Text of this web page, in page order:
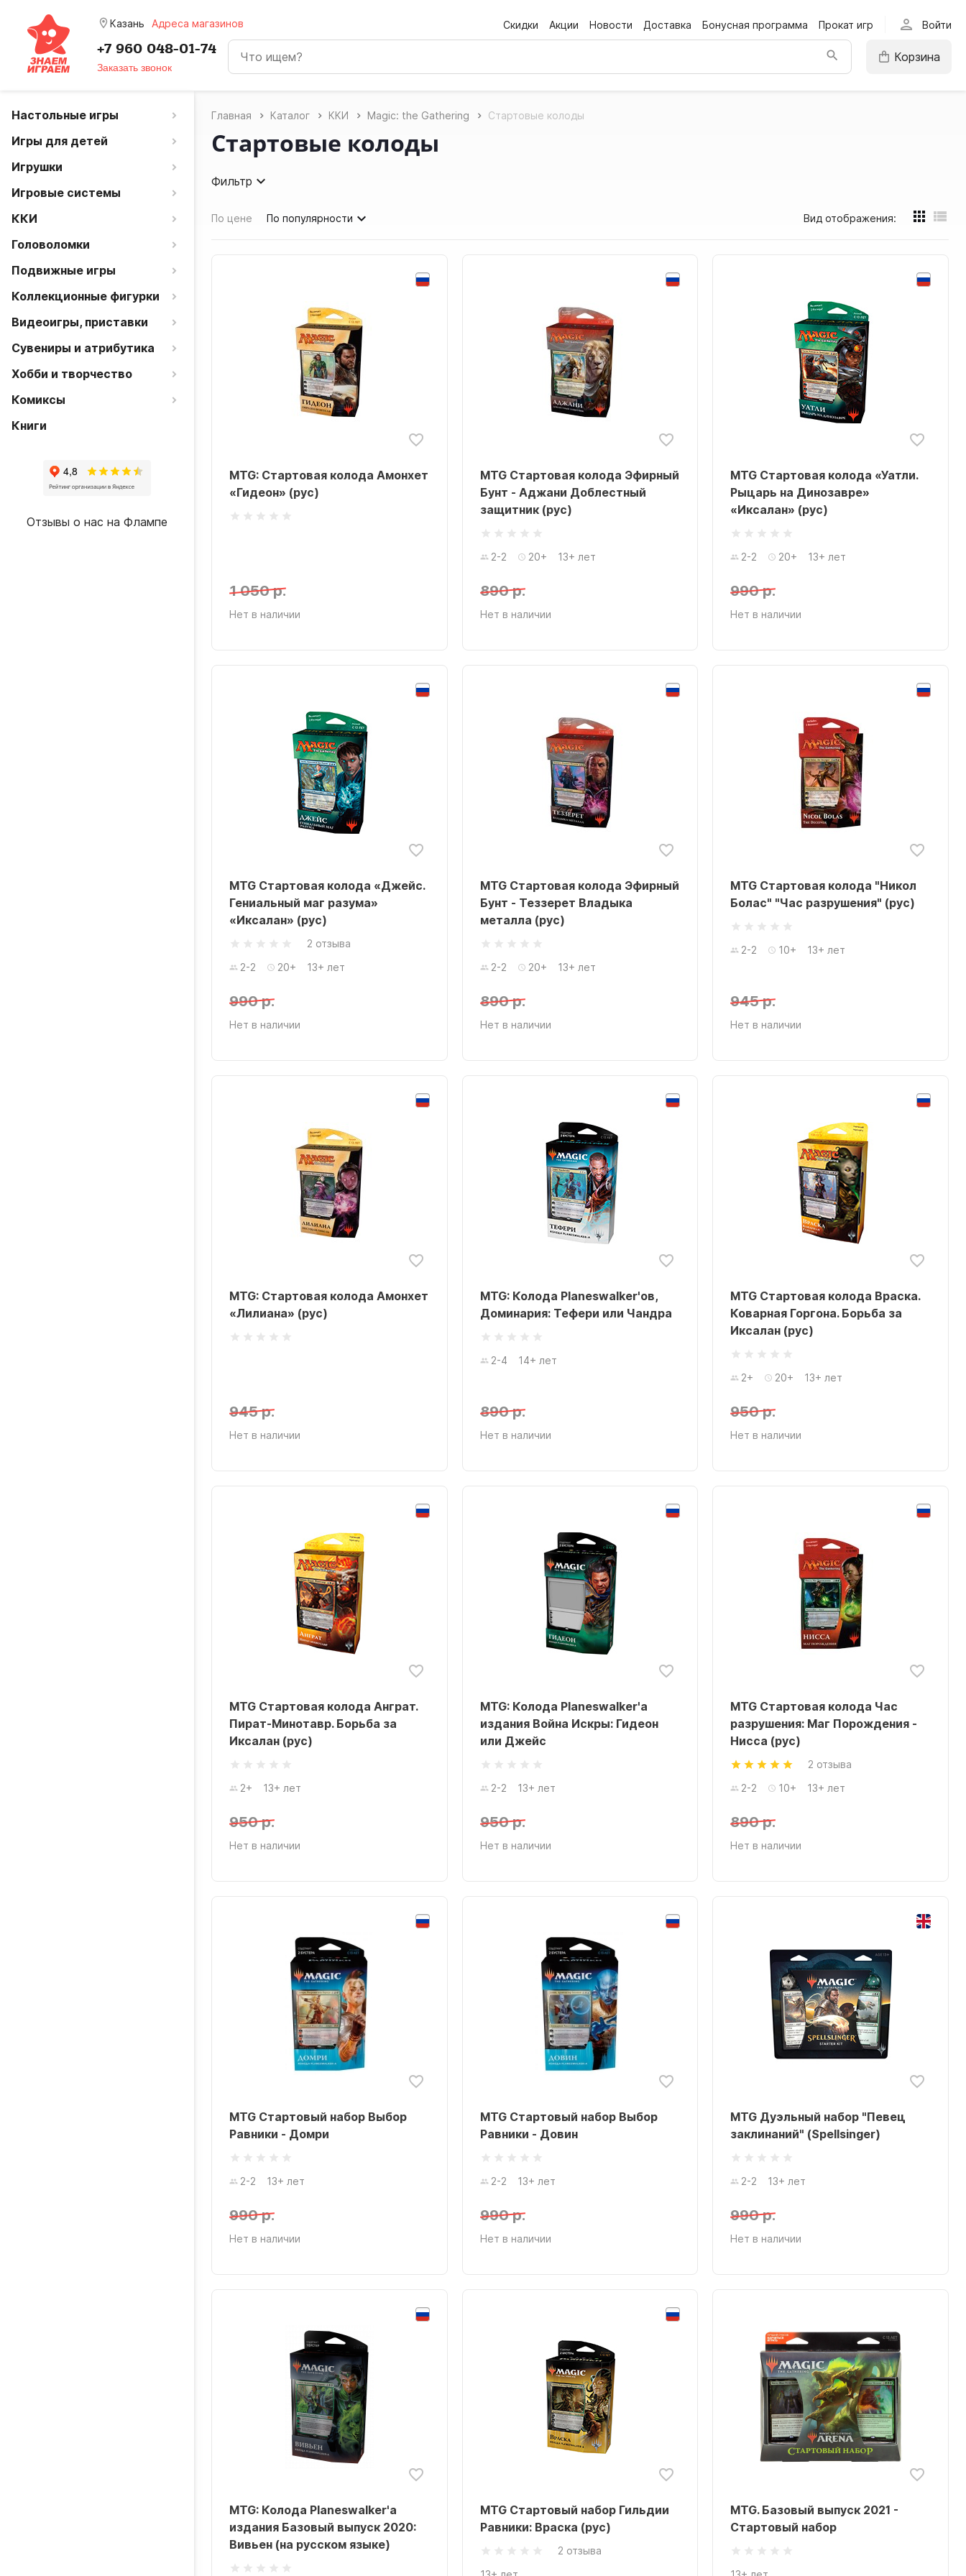
room Казань Адреса магазинов Скидки Акции Новости Доставка Бонусная программа Прокат игр person Войти
+7 960 048-01-74
Заказать звонок
Корзина
Настольные игры
Игры для детей
Игрушки
Игровые системы
ККИ
Головоломки
Подвижные игры
Коллекционные фигурки
Видеоигры, приставки
Сувениры и атрибутика
Хобби и творчество
Комиксы
Книги
Отзывы о нас на Флампе
Главная Каталог ККИ Magic: the Gathering Стартовые колоды
Стартовые колоды
Фильтр
По цене По популярности Вид отображения:
MTG: Стартовая колода Амонхет
«Гидеон» (рус)
1 050 р.
Нет в наличии
MTG Стартовая колода Эфирный
Бунт - Аджани Доблестный
защитник (рус)
2-2 20+ 13+ лет
890 р.
Нет в наличии
MTG Стартовая колода «Уатли.
Рыцарь на Динозавре»
«Иксалан» (рус)
2-2 20+ 13+ лет
990 р.
Нет в наличии
MTG Стартовая колода «Джейс.
Гениальный маг разума»
«Иксалан» (рус)
2 отзыва
2-2
20+ 13+ лет
990 р.
Нет в наличии
MTG Стартовая колода Эфирный
Бунт - Теззерет Владыка
металла (рус)
2-2 20+ 13+ лет
890 р.
Нет в наличии
MTG Стартовая колода "Никол
Болас" "Час разрушения" (рус)
2-2 10+ 13+ лет
945 р.
Нет в наличии
MTG: Стартовая колода Амонхет
«Лилиана» (рус)
945 р.
Нет в наличии
MTG: Колода Planeswalker'ов,
Доминария: Тефери или Чандра
2-4 14+ лет
890 р.
Нет в наличии
MTG Стартовая колода Враска.
Коварная Горгона. Борьба за
Иксалан (рус)
2+ 20+ 13+ лет
950 р.
Нет в наличии
MTG Стартовая колода Анграт.
Пират-Минотавр. Борьба за
Иксалан (рус)
2+ 13+ лет
950 р.
Нет в наличии
MTG: Колода Planeswalker'а
издания Война Искры: Гидеон
или Джейс
2-2 13+ лет
950 р.
Нет в наличии
MTG Стартовая колода Час
разрушения: Маг Порождения -
Нисса (рус)
2 отзыва
2-2
10+ 13+ лет
890 р.
Нет в наличии
MTG Стартовый набор Выбор
Равники - Домри
2-2 13+ лет
990 р.
Нет в наличии
MTG Стартовый набор Выбор
Равники - Довин
2-2 13+ лет
990 р.
Нет в наличии
MTG Дуэльный набор "Певец
заклинаний" (Spellsinger)
2-2 13+ лет
990 р.
Нет в наличии
MTG: Колода Planeswalker'а
издания Базовый выпуск 2020:
Вивьен (на русском языке)
MTG Стартовый набор Гильдии
Равники: Враска (рус)
2 отзыва
MTG. Базовый выпуск 2021 -
Стартовый набор